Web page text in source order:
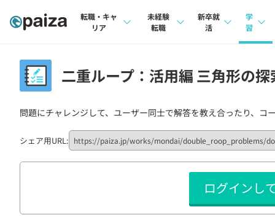
転職・キャ
リア
転職成功ガイド
転職エージェント
未経験
転職
インタビュー
転職成功ガイド
新卒就
活
本選考
新卒エージェント
イベント・セミナー
インタビュー
就活成功ガイド
学
習
問題集
4択
ナレ
リフ
プラン
個人
二重ループ：活用編 三角形の
問題にチャレンジして、ユーザー同士で解答を教え合ったり、コ
シェア用URL:
ログインし